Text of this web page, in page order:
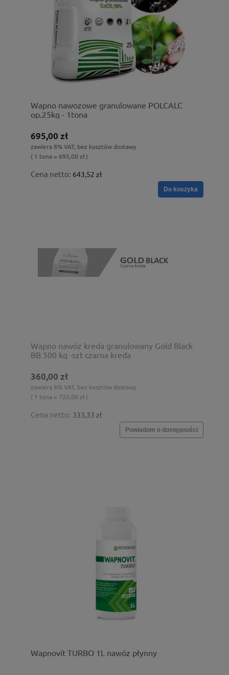
Wapno nawozowe granulowane POLCALC
op.25kg - 1tona
695,00 zł
zawiera 8% VAT, bez kosztów dostawy
( 1 tona = 695,00 zł )
Cena netto: 643,52 zł
Do koszyka
Wapno nawóz kreda granulowany Gold Black
BB 500 kg -szt czarna kreda
360,00 zł
zawiera 8% VAT, bez kosztów dostawy
( 1 tona = 720,00 zł )
Cena netto: 333,33 zł
Powiadom o dostępności
Wapnovit TURBO 1L nawóz płynny